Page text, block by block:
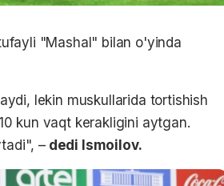
"Mashal" bilan o'yinda
lekin muskullarida tortishish
kun vaqt kerakligini aytgan.
–dedi Ismoilov.